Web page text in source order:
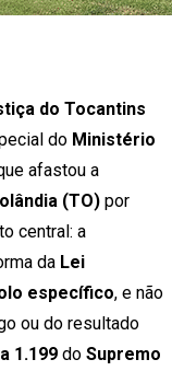
do Tocantins
do Ministério
afastou a
(TO) por
central: a
da Lei
específico, e não
ou do resultado
1.199 do Supremo